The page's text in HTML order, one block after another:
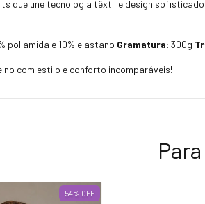
que une tecnologia têxtil e design
poliamida e 10% elastano Gramatura: 300g
com estilo e conforto incomparáveis!
54% OFF